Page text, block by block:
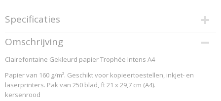
Specificaties
Productcode
1016C
EAN code
Productcode leverancier
...Clairefontaine-Pag.: 157
Omschrijving
Clairefontaine Gekleurd papier Trophée Intens A4
Papier van 160 g/m². Geschikt voor kopieertoestellen, inkjet- en
laserprinters. Pak van 250 blad, ft 21 x 29,7 cm (A4).
kersenrood